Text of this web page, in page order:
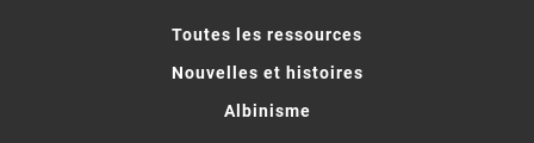
Toutes les ressources
Nouvelles et histoires
Albinisme